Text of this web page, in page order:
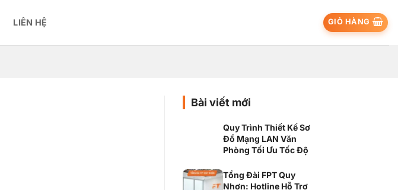
LIÊN HỆ GIỎ HÀNG
Bài viết mới
Quy Trình Thiết Kế Sơ
Đồ Mạng LAN Văn
Phòng Tối Ưu Tốc Độ
Tổng Đài FPT Quy
Nhơn: Hotline Hỗ Trợ